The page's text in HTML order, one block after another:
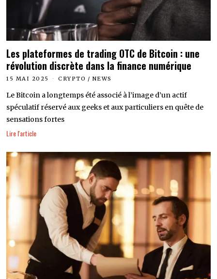
Les plateformes de trading OTC de Bitcoin : une
révolution discrète dans la finance numérique
15 MAI 2025 CRYPTO / NEWS
Le Bitcoin a longtemps été associé à l’image d’un actif
spéculatif réservé aux geeks et aux particuliers en quête de
sensations fortes
Lire l'article